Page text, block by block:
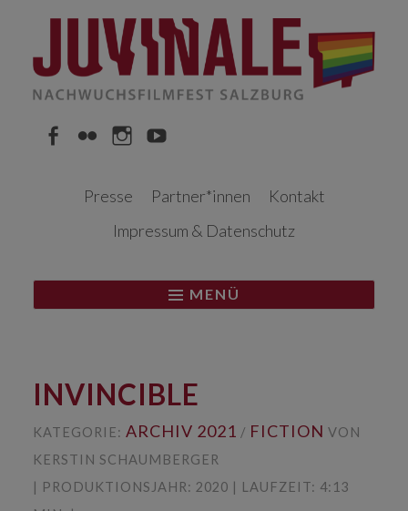
Inhalt
Presse
Partner*innen
Kontakt
Impressum & Datenschutz
MENÜ
INVINCIBLE
KATEGORIE: ARCHIV 2021 / FICTION VON
KERSTIN SCHAUMBERGER
| PRODUKTIONSJAHR: 2020 | LAUFZEIT: 4:13